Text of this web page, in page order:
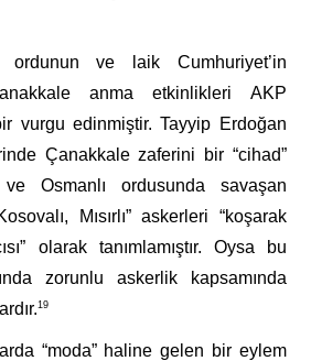
ordunun ve laik Cumhuriyet’in
anma etkinlikleri AKP
vurgu edinmiştir. Tayyip Erdoğan
Çanakkale zaferini bir “cihad”
Osmanlı ordusunda savaşan
Mısırlı” askerleri “koşarak
olarak tanımlamıştır. Oysa bu
zorunlu askerlik kapsamında
19
“moda” haline gelen bir eylem